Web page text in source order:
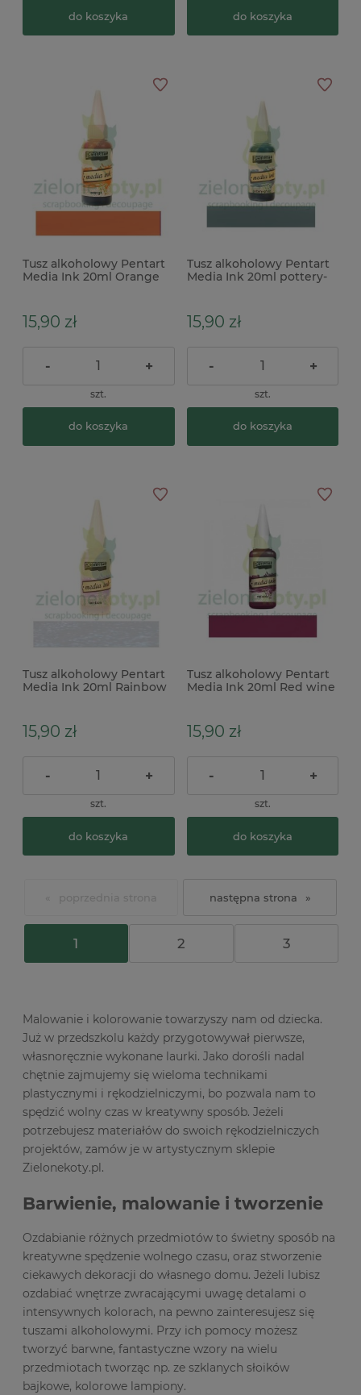
do koszyka do koszyka
Tusz alkoholowy Pentart
Media Ink 20ml Orange
15,90 zł
- +
szt.
do koszyka
Tusz alkoholowy Pentart
Media Ink 20ml pottery-
15,90 zł
- +
szt.
do koszyka
Tusz alkoholowy Pentart
Media Ink 20ml Rainbow
15,90 zł
- +
szt.
do koszyka
Tusz alkoholowy Pentart
Media Ink 20ml Red wine
15,90 zł
- +
szt.
do koszyka
1 2 3
»
Malowanie i kolorowanie towarzyszy nam od dziecka.
Już w przedszkolu każdy przygotowywał pierwsze,
własnoręcznie wykonane laurki. Jako dorośli nadal
chętnie zajmujemy się wieloma technikami
plastycznymi i rękodzielniczymi, bo pozwala nam to
spędzić wolny czas w kreatywny sposób. Jeżeli
potrzebujesz materiałów do swoich rękodzielniczych
projektów, zamów je w artystycznym sklepie
Zielonekoty.pl.
Barwienie, malowanie i tworzenie
Ozdabianie różnych przedmiotów to świetny sposób na
kreatywne spędzenie wolnego czasu, oraz stworzenie
ciekawych dekoracji do własnego domu. Jeżeli lubisz
ozdabiać wnętrze zwracającymi uwagę detalami o
intensywnych kolorach, na pewno zainteresujesz się
tuszami alkoholowymi. Przy ich pomocy możesz
tworzyć barwne, fantastyczne wzory na wielu
przedmiotach tworząc np. ze szklanych słoików
bajkowe, kolorowe lampiony.